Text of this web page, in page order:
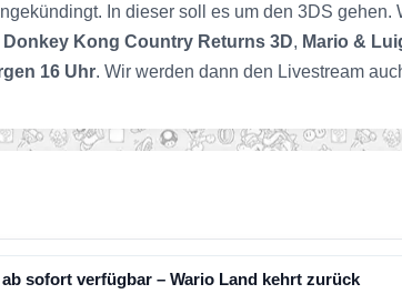
In dieser soll es um den 3DS
Donkey Kong Country Returns 3D, Mario &
16 Uhr. Wir werden dann den Livestream
sofort verfügbar – Wario Land kehrt zurück